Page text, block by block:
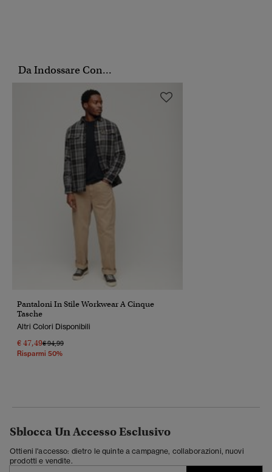
Da Indossare Con...
Pantaloni In Stile Workwear A Cinque
Tasche
Altri Colori Disponibili
€ 47,49Prezzo Ridotto Da
€ 94,99A
Risparmi 50%
Sblocca Un Accesso Esclusivo
Ottieni l'accesso: dietro le quinte a campagne, collaborazioni, nuovi
prodotti e vendite.